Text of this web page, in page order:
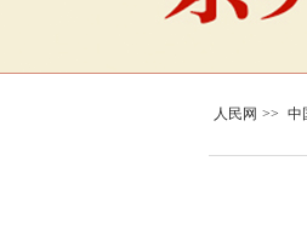
人民网 >> 中